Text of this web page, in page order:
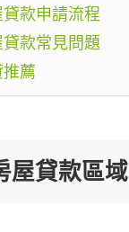
款申請流程
款常見問題
薦
屋貸款區域